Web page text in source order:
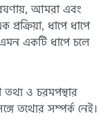
আমরা এবং
ধাপে ধাপে
একটি ধাপে চলে
ও চরমপন্থার
তথ্যের সম্পর্ক নেই।